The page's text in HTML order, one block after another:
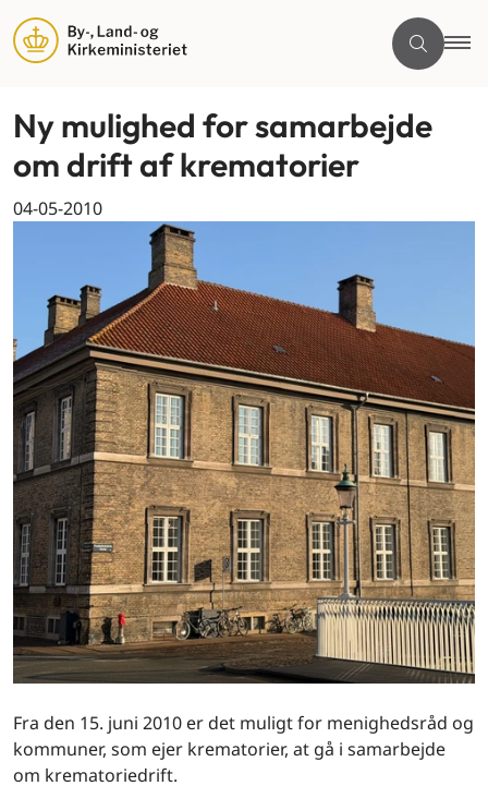
Ny mulighed for samarbejde
om drift af krematorier
04-05-2010
Fra den 15. juni 2010 er det muligt for menighedsråd og
kommuner, som ejer krematorier, at gå i samarbejde
om krematoriedrift.